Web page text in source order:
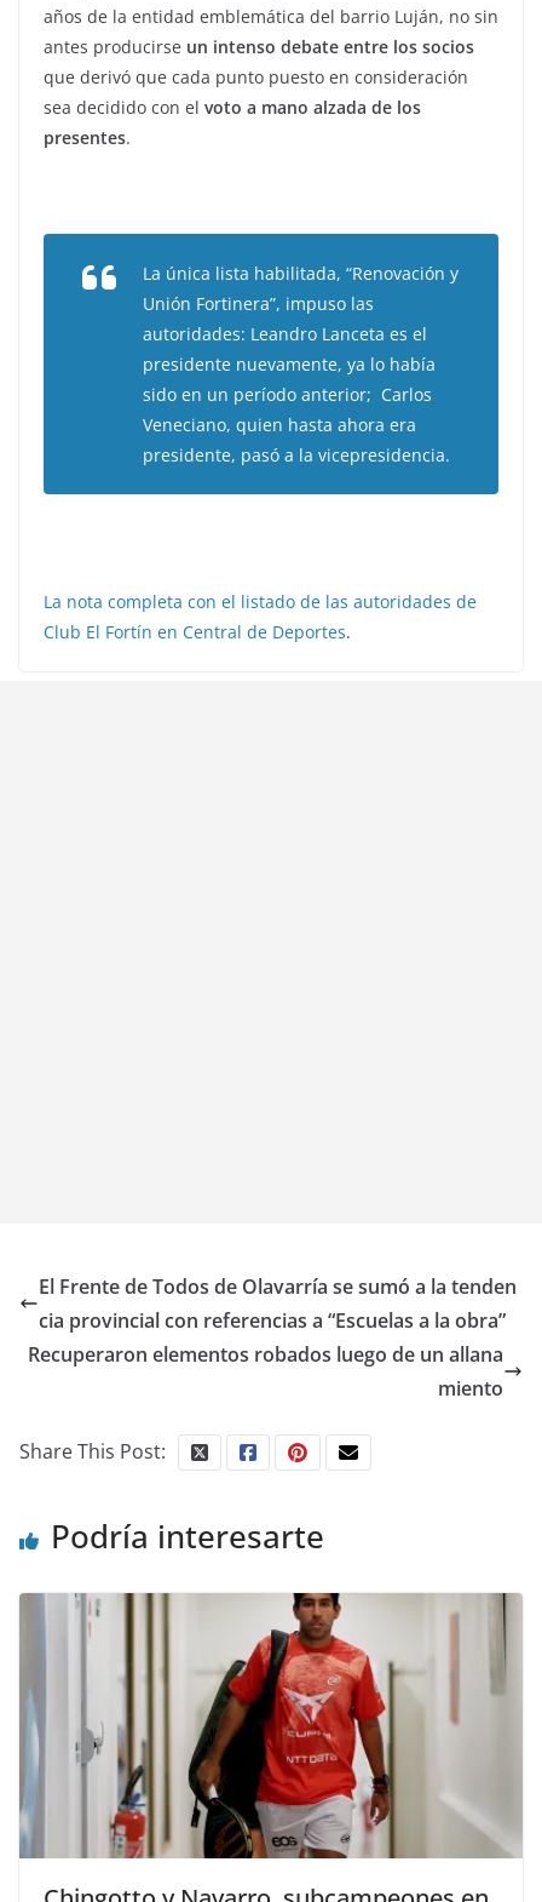
años de la entidad emblemática del barrio Luján, no sin
antes producirse un intenso debate entre los socios
que derivó que cada punto puesto en consideración
sea decidido con el voto a mano alzada de los
presentes.
La única lista habilitada, “Renovación y
Unión Fortinera”, impuso las
autoridades: Leandro Lanceta es el
presidente nuevamente, ya lo había
sido en un período anterior; Carlos
Veneciano, quien hasta ahora era
presidente, pasó a la vicepresidencia.
La nota completa con el listado de las autoridades de
Club El Fortín en Central de Deportes.
El Frente de Todos de Olavarría se sumó a la tenden
cia provincial con referencias a “Escuelas a la obra”
Recuperaron elementos robados luego de un allana
miento
Share This Post:
Podría interesarte